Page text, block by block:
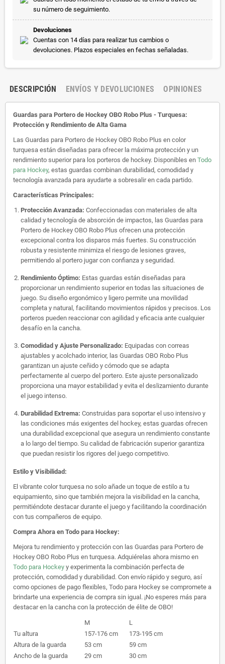
su número de seguimiento.
Devoluciones
Cuentas con 14 días para realizar tus cambios o
devoluciones. Plazos especiales en fechas señaladas.
DESCRIPCIÓN ENVÍOS Y DEVOLUCIONES OPINIONES
Guardas para Portero de Hockey OBO Robo Plus - Turquesa:
Protección y Rendimiento de Alta Gama
Las Guardas para Portero de Hockey OBO Robo Plus en color
turquesa están diseñadas para ofrecer la máxima protección y un
rendimiento superior para los porteros de hockey. Disponibles en Todo
para Hockey, estas guardas combinan durabilidad, comodidad y
tecnología avanzada para ayudarte a sobresalir en cada partido.
Características Principales:
Protección Avanzada: Confeccionadas con materiales de alta
calidad y tecnología de absorción de impactos, las Guardas para
Portero de Hockey OBO Robo Plus ofrecen una protección
excepcional contra los disparos más fuertes. Su construcción
robusta y resistente minimiza el riesgo de lesiones graves,
permitiendo al portero jugar con confianza y seguridad.
Rendimiento Óptimo: Estas guardas están diseñadas para
proporcionar un rendimiento superior en todas las situaciones de
juego. Su diseño ergonómico y ligero permite una movilidad
completa y natural, facilitando movimientos rápidos y precisos. Los
porteros pueden reaccionar con agilidad y eficacia ante cualquier
desafío en la cancha.
Comodidad y Ajuste Personalizado: Equipadas con correas
ajustables y acolchado interior, las Guardas OBO Robo Plus
garantizan un ajuste ceñido y cómodo que se adapta
perfectamente al cuerpo del portero. Este ajuste personalizado
proporciona una mayor estabilidad y evita el deslizamiento durante
el juego intenso.
Durabilidad Extrema: Construidas para soportar el uso intensivo y
las condiciones más exigentes del hockey, estas guardas ofrecen
una durabilidad excepcional que asegura un rendimiento constante
a lo largo del tiempo. Su calidad de fabricación superior garantiza
que puedan resistir los rigores del juego competitivo.
Estilo y Visibilidad:
El vibrante color turquesa no solo añade un toque de estilo a tu
equipamiento, sino que también mejora la visibilidad en la cancha,
permitiéndote destacar durante el juego y facilitando la coordinación
con tus compañeros de equipo.
Compra Ahora en Todo para Hockey:
Mejora tu rendimiento y protección con las Guardas para Portero de
Hockey OBO Robo Plus en turquesa. Adquiérelas ahora mismo en
Todo para Hockey y experimenta la combinación perfecta de
protección, comodidad y durabilidad. Con envío rápido y seguro, así
como opciones de pago flexibles, Todo para Hockey se compromete a
brindarte una experiencia de compra sin igual. ¡No esperes más para
destacar en la cancha con la protección de élite de OBO!
M
L
Tu altura
157-176 cm
173-195 cm
Altura de la guarda
53 cm
59 cm
Ancho de la guarda
29 cm 30 cm